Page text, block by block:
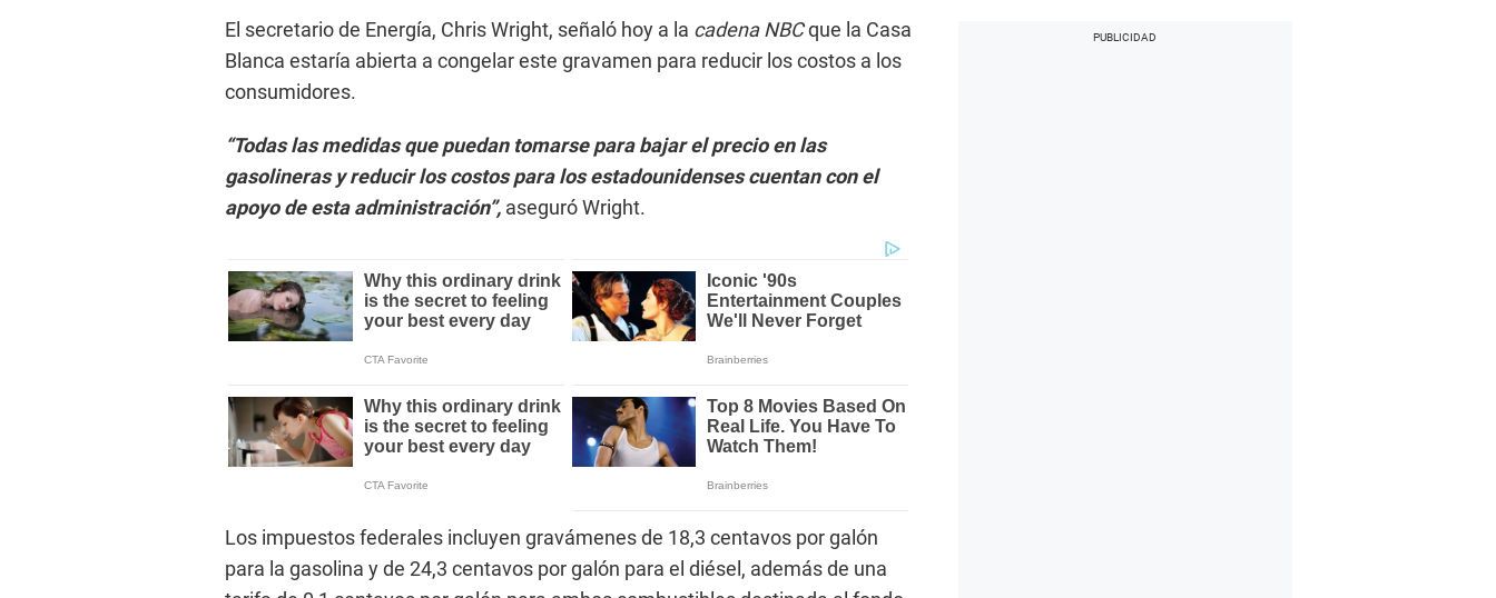
El secretario de Energía, Chris Wright, señaló hoy a la cadena NBCque la Casa
Blanca estaría abierta a congelar este gravamen para reducir los costos a los
consumidores.
“Todas las medidas que puedan tomarse para bajar el precio en las
gasolineras y reducir los costos para los estadounidenses cuentan con el
apoyo de esta administración”, aseguró Wright.
Los impuestos federales incluyen gravámenes de 18,3 centavos por galón
para la gasolina y de 24,3 centavos por galón para el diésel, además de una